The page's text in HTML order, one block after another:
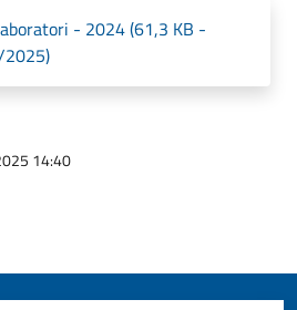
- 2024 (61,3 KB -
14:40